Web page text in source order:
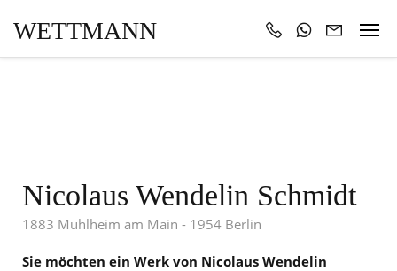
WETTMANN
Nicolaus Wendelin Schmidt
1883 Mühlheim am Main - 1954 Berlin
Sie möchten ein Werk von Nicolaus Wendelin